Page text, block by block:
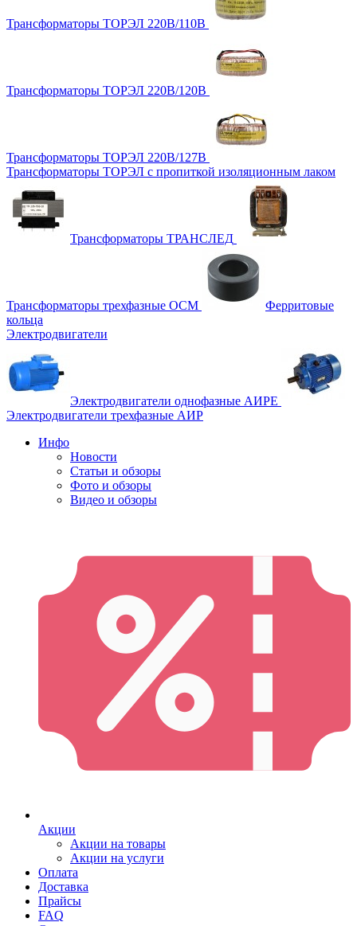
Трансформаторы ТОРЭЛ 220В/110В
Трансформаторы ТОРЭЛ 220В/120В
Трансформаторы ТОРЭЛ 220В/127В
Трансформаторы ТОРЭЛ с пропиткой изоляционным лаком
Трансформаторы ТРАНСЛЕД
Трансформаторы трехфазные ОСМ
Ферритовые
кольца
Электродвигатели
Электродвигатели однофазные АИРЕ
Электродвигатели трехфазные АИР
Инфо
Новости
Статьи и обзоры
Фото и обзоры
Видео и обзоры
Акции
Акции на товары
Акции на услуги
Оплата
Доставка
Прайсы
FAQ